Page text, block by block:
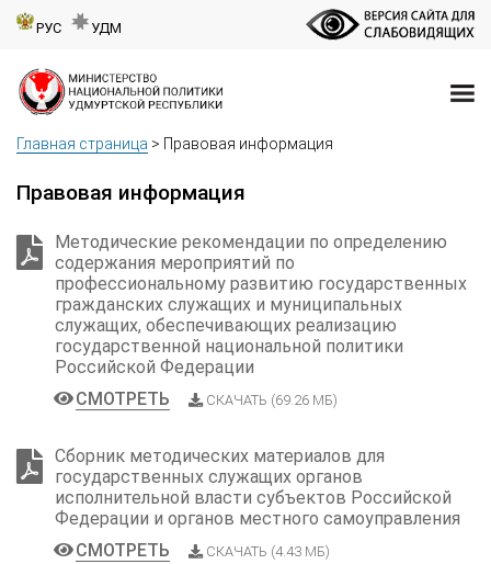
РУС УДМ
Главная страница > Правовая информация
Правовая информация
Методические рекомендации по определению
содержания мероприятий по
профессиональному развитию государственных
гражданских служащих и муниципальных
служащих, обеспечивающих реализацию
государственной национальной политики
Российской Федерации
СМОТРЕТЬ
СКАЧАТЬ (69.26 МБ)
Сборник методических материалов для
государственных служащих органов
исполнительной власти субъектов Российской
Федерации и органов местного самоуправления
СМОТРЕТЬ
СКАЧАТЬ (4.43 МБ)